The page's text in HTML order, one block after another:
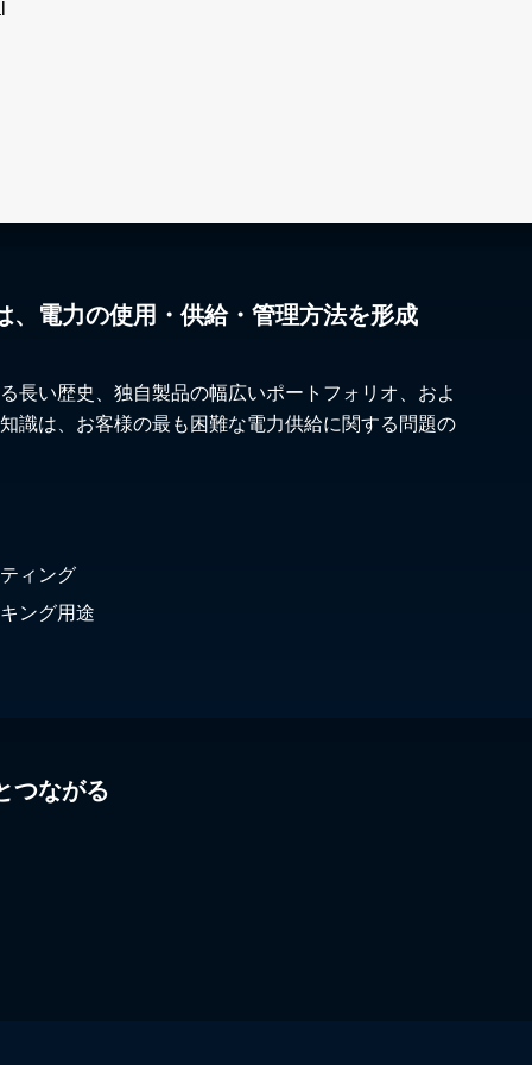
、電力の使用・供給・管理方法を形成
長い歴史、独自製品の幅広いポートフォリオ、およ
識は、お客様の最も困難な電力供給に関する問題の
ィング
ング用途
つながる